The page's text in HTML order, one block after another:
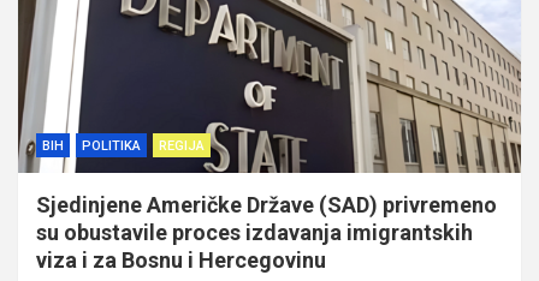
BIH POLITIKA REGIJA
Sjedinjene Američke Države (SAD) privremeno
su obustavile proces izdavanja imigrantskih
viza i za Bosnu i Hercegovinu